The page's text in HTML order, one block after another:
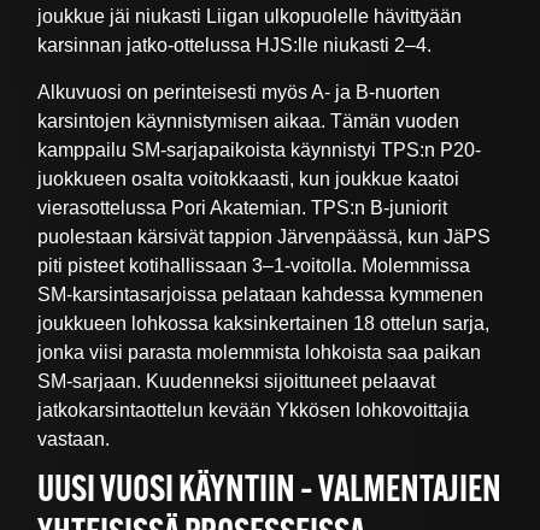
joukkue jäi niukasti Liigan ulkopuolelle hävittyään
karsinnan jatko-ottelussa HJS:lle niukasti 2–4.
Alkuvuosi on perinteisesti myös A- ja B-nuorten
karsintojen käynnistymisen aikaa. Tämän vuoden
kamppailu SM-sarjapaikoista käynnistyi TPS:n P20-
juokkueen osalta voitokkaasti, kun joukkue kaatoi
vierasottelussa Pori Akatemian. TPS:n B-juniorit
puolestaan kärsivät tappion Järvenpäässä, kun JäPS
piti pisteet kotihallissaan 3–1-voitolla. Molemmissa
SM-karsintasarjoissa pelataan kahdessa kymmenen
joukkueen lohkossa kaksinkertainen 18 ottelun sarja,
jonka viisi parasta molemmista lohkoista saa paikan
SM-sarjaan. Kuudenneksi sijoittuneet pelaavat
jatkokarsintaottelun kevään Ykkösen lohkovoittajia
vastaan.
UUSI VUOSI KÄYNTIIN – VALMENTAJIEN